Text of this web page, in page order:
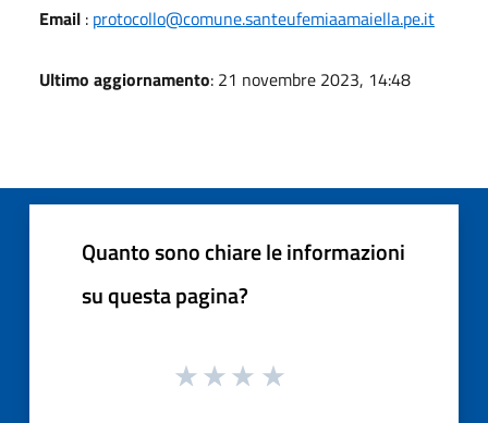
Email : protocollo@comune.santeufemiaamaiella.pe.it
Ultimo aggiornamento: 21 novembre 2023, 14:48
Quanto sono chiare le informazioni
su questa pagina?